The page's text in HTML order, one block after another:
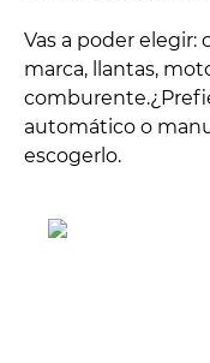
Vas a poder elegir:
marca, llantas,
automático o
escogerlo.